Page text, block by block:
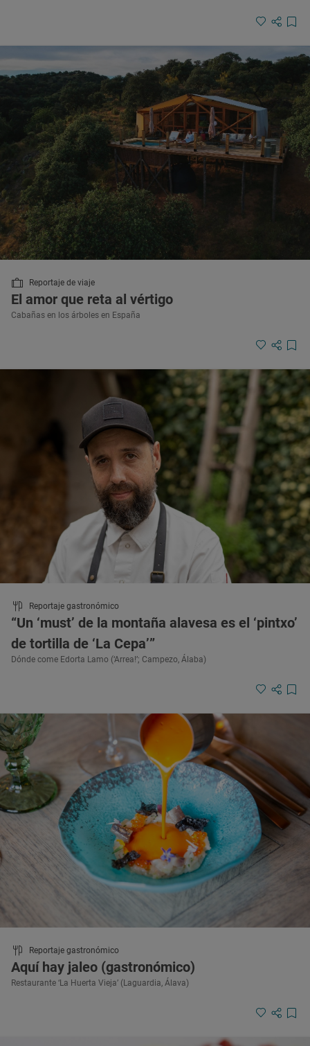
Reportaje de viaje
El amor que reta al vértigo
Cabañas en los árboles en España
Reportaje gastronómico
“Un ‘must’ de la montaña alavesa es el ‘pintxo’
de tortilla de ‘La Cepa’”
Dónde come Edorta Lamo (‘Arrea!’; Campezo, Álaba)
Reportaje gastronómico
Aquí hay jaleo (gastronómico)
Restaurante ‘La Huerta Vieja’ (Laguardia, Álava)